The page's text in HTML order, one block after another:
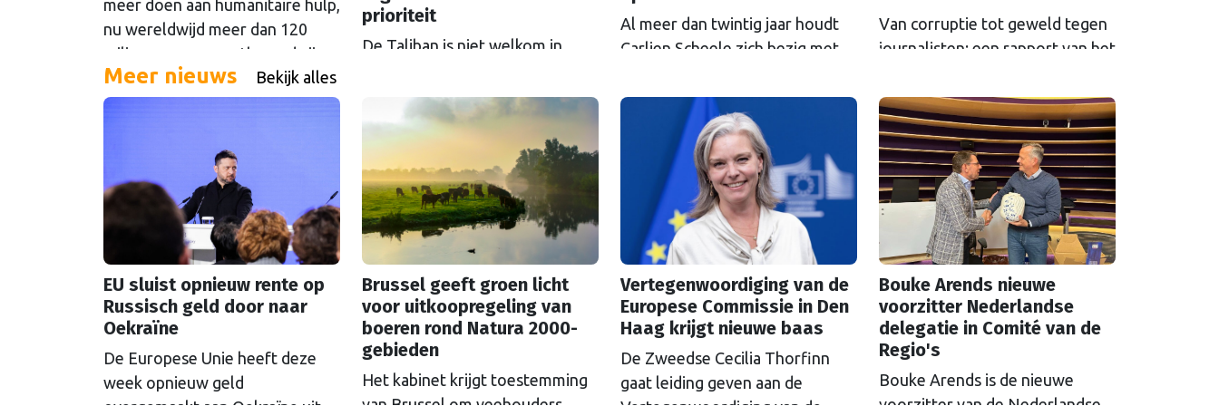
meer doen aan humanitaire hulp,
nu wereldwijd meer dan 120
miljoen mensen ontheemd zijn
en het aantal oorlogsgebieden
nog toeneemt.
prioriteit
De Taliban is niet welkom in
meerderheid in het Europees
Parlement. Daar werd gestemd
over een amendement van D66-
Europarlementariër Raquel
García Hermida-van der Walle
tegen de uitnodiging van de
Europese Commissie. Het CDA
stemde tegen.
Al meer dan twintig jaar houdt
Carlien Scheele zich bezig met
vrouwen. Als directeur van het
Europees Instituut voor
Gendergelijkheid (EIGE) ziet ze
vooruitgang, maar ook nieuwe
weerstand. “Ik begrijp niet
waarom er zo’n emotionele
mening over
genderonderwerpen heerst.”
Van corruptie tot geweld tegen
journalisten: een rapport van het
dat fundamentele rechten in de
EU steeds verder onder druk
komen te staan. Over de vraag
voor wie die rechten precies
gelden, liepen de gemoederen
hoog op.
Meer nieuws Bekijk alles
EU sluist opnieuw rente op
Russisch geld door naar
Oekraïne
De Europese Unie heeft deze
week opnieuw geld
Brussel geeft groen licht
voor uitkoopregeling van
boeren rond Natura 2000-
gebieden
Het kabinet krijgt toestemming
Vertegenwoordiging van de
Europese Commissie in Den
Haag krijgt nieuwe baas
De Zweedse Cecilia Thorfinn
gaat leiding geven aan de
Bouke Arends nieuwe
voorzitter Nederlandse
delegatie in Comité van de
Regio's
Bouke Arends is de nieuwe